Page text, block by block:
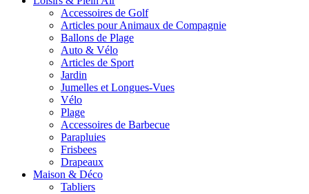
Accessoires de Golf
Articles pour Animaux de Compagnie
Ballons de Plage
Auto & Vélo
Articles de Sport
Jardin
Jumelles et Longues-Vues
Vélo
Plage
Accessoires de Barbecue
Parapluies
Frisbees
Drapeaux
Maison & Déco
Tabliers